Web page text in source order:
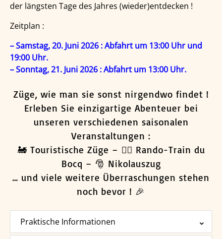
der längsten Tage des Jahres (wieder)entdecken !
Zeitplan :
– Samstag, 20. Juni 2026 : Abfahrt um 13:00 Uhr und
19:00 Uhr.
– Sonntag, 21. Juni 2026 : Abfahrt um 13:00 Uhr.
Züge, wie man sie sonst nirgendwo findet !
Erleben Sie einzigartige Abenteuer bei
unseren verschiedenen saisonalen
Veranstaltungen :
🚂 Touristische Züge – 🚶‍♂️ Rando-Train du
Bocq – 🎅 Nikolauszug
… und viele weitere Überraschungen stehen
noch bevor ! 🎉
Praktische Informationen